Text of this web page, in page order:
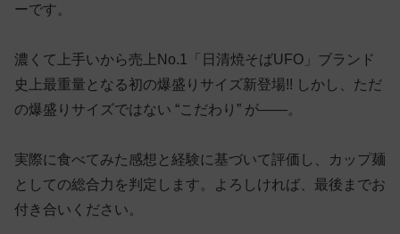
ーです。
濃くて上手いから売上No.1「日清焼そばUFO」ブランド
史上最重量となる初の爆盛りサイズ新登場!! しかし、ただ
の爆盛りサイズではない “こだわり” が——。
実際に食べてみた感想と経験に基づいて評価し、カップ麺
としての総合力を判定します。よろしければ、最後までお
付き合いください。